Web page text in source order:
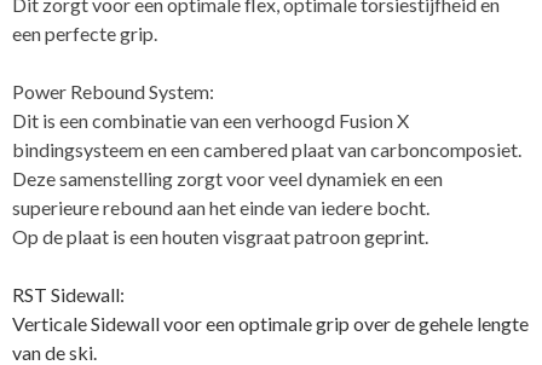
een perfecte grip.
Power Rebound System:
Dit is een combinatie van een verhoogd Fusion X
bindingsysteem en een cambered plaat van carboncomposiet.
Deze samenstelling zorgt voor veel dynamiek en een
superieure rebound aan het einde van iedere bocht.
Op de plaat is een houten visgraat patroon geprint.
RST Sidewall:
Verticale Sidewall voor een optimale grip over de gehele lengte
van de ski.